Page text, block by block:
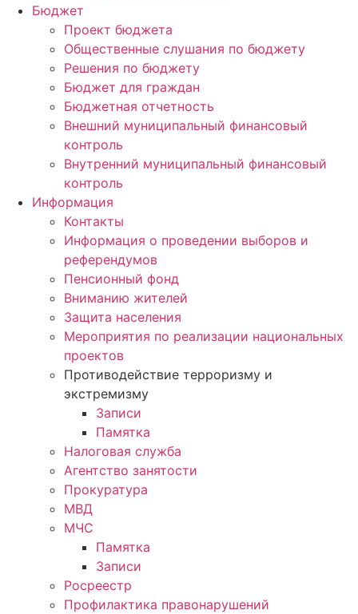
Бюджет
Проект бюджета
Общественные слушания по бюджету
Решения по бюджету
Бюджет для граждан
Бюджетная отчетность
Внешний муниципальный финансовый
контроль
Внутренний муниципальный финансовый
контроль
Информация
Контакты
Информация о проведении выборов и
референдумов
Пенсионный фонд
Вниманию жителей
Защита населения
Мероприятия по реализации национальных
проектов
Противодействие терроризму и
экстремизму
Записи
Памятка
Налоговая служба
Агентство занятости
Прокуратура
МВД
МЧС
Памятка
Записи
Росреестр
Профилактика правонарушений